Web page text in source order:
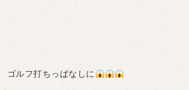
ゴルフ打ちっぱなしに